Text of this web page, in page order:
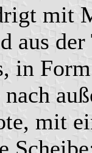
mit
aus
in
mit